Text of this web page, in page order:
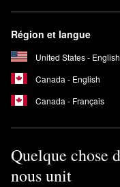
Région et langue
United States - English
Canada - English
Canada - Français
Quelque chose
nous unit